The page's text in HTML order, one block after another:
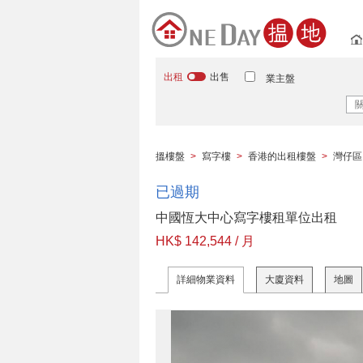
出租 出售 業主盤
搵樓盤 > 寫字樓 > 香港的出租樓盤 > 灣仔區
已過期
中國恆大中心寫字樓租單位出租
HK$ 142,544 / 月
詳細物業資料 大廈資料 地圖